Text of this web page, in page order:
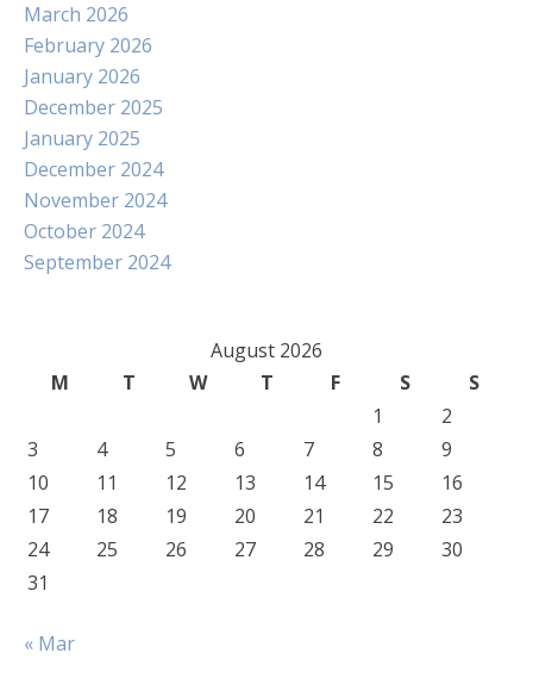
March 2026
February 2026
January 2026
December 2025
January 2025
December 2024
November 2024
October 2024
September 2024
August 2026
M
T W T F S
S
1
2
3
4 5 6 7 8
9
10
11 12 13 14 15
16
17
18 19 20 21 22
23
24
25 26 27 28 29
30
31
« Mar